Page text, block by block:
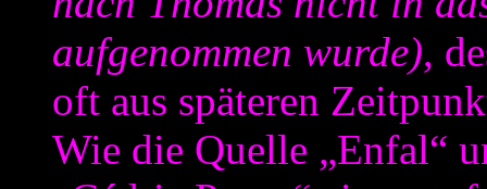
aufgenommen wurde),
oft aus späteren
Wie die Quelle „Enfal“